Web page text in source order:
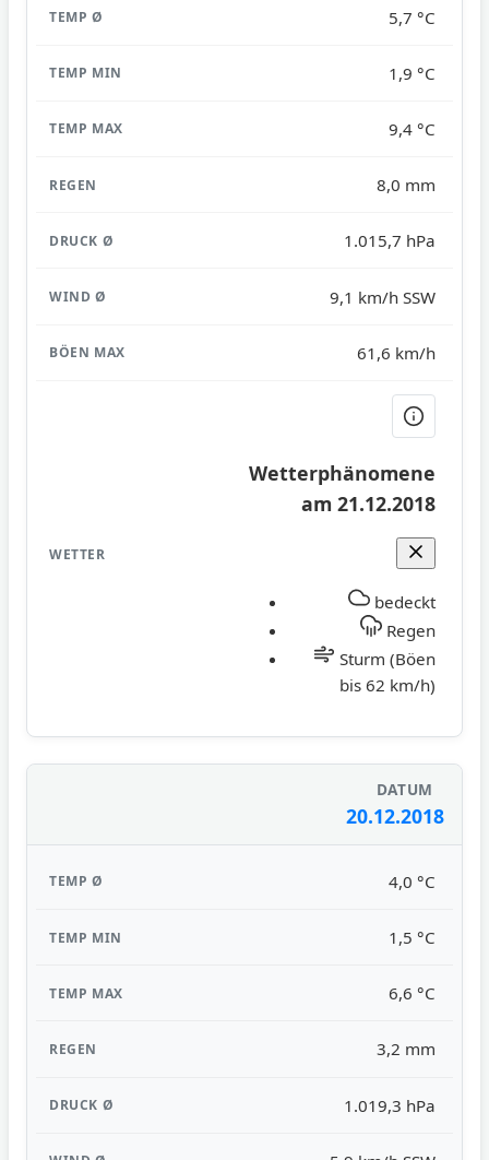
5,7 °C
1,9 °C
9,4 °C
8,0 mm
1.015,7 hPa
9,1 km/h SSW
61,6 km/h
Wetterphänomene
am 21.12.2018
bedeckt
Regen
Sturm (Böen
bis 62 km/h)
20.12.2018
4,0 °C
1,5 °C
6,6 °C
3,2 mm
1.019,3 hPa